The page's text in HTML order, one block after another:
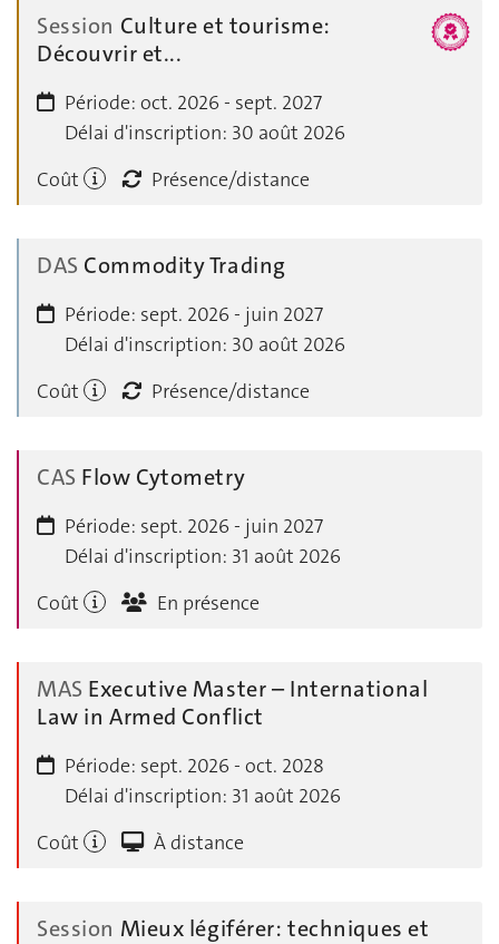
Session Culture et tourisme:
Découvrir et...
Période: oct. 2026 - sept. 2027
Délai d'inscription: 30 août 2026
Coût
Présence/distance
DAS Commodity Trading
Période: sept. 2026 - juin 2027
Délai d'inscription: 30 août 2026
Coût
Présence/distance
CAS Flow Cytometry
Période: sept. 2026 - juin 2027
Délai d'inscription: 31 août 2026
Coût
En présence
MAS Executive Master – International
Law in Armed Conflict
Période: sept. 2026 - oct. 2028
Délai d'inscription: 31 août 2026
Coût
À distance
Session Mieux légiférer: techniques et